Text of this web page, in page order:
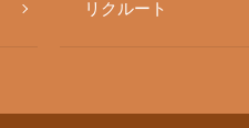
リクルート